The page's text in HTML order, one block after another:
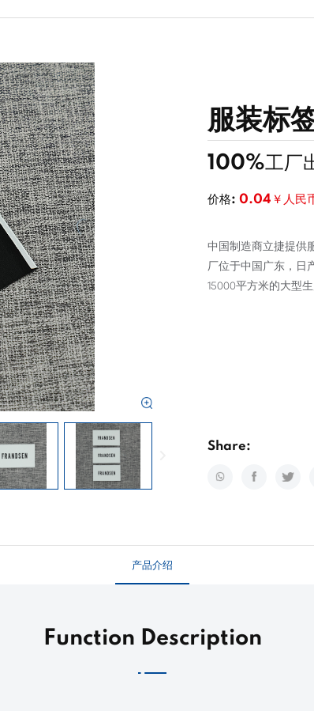
服装标
100%工厂
价格: 0.04￥人民
中国制造商立捷提供
厂位于中国广东，日
15000平方米的大型生
Share:
产品介绍
Function Description